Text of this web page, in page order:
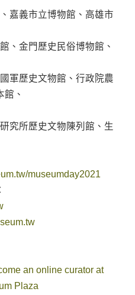
義市立博物館、高雄市
門歷史民俗博物館、
歷史文物館、行政院農
、
所歷史文物陳列館、生
museumday2021
an online curator at
Plaza